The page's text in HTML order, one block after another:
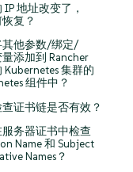
IP 地址改变了，
复？
其他参数/绑定/
添加到 Rancher
Kubernetes 集群的
组件中？
证书链是否有效？
务器证书中检查
Name 和 Subject
Names？
$KUBECONFIG -n